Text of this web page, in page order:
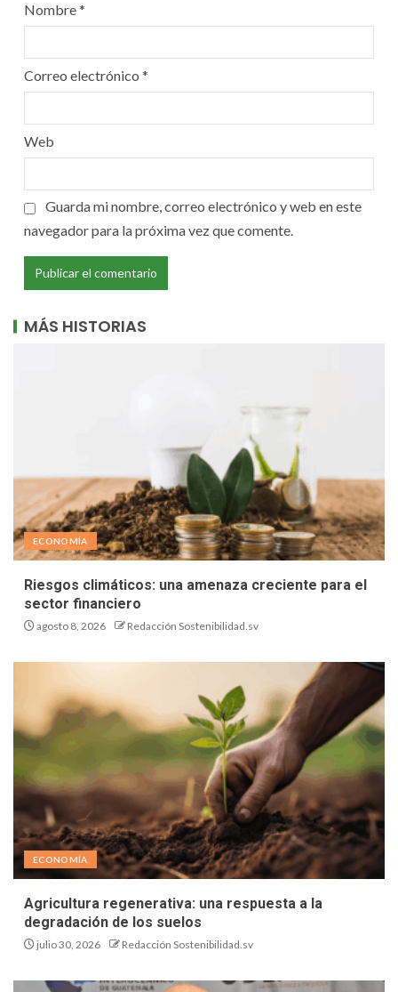
Nombre*
Correo electrónico *
Web
Guarda mi nombre, correo electrónico y web en este
navegador para la próxima vez que comente.
MÁS HISTORIAS
ECONOMÍA
Riesgos climáticos: una amenaza creciente para el
sector financiero
agosto 8, 2026 Redacción Sostenibilidad.sv
ECONOMÍA
Agricultura regenerativa: una respuesta a la
degradación de los suelos
julio 30, 2026 Redacción Sostenibilidad.sv